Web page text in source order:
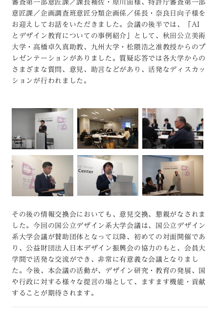
審査第一部意匠課／課長補佐・原川宙様、特許庁審査第一部
意匠課／企画調査班意匠分類企画係／係長・奈良日向子様を
お迎えしてお話をいただきました。会議の後半では、「AI
とデザイン教育についての事例紹介」として、秋田公立美術
大学・高橋卓久真助教、九州大学・松隈浩之准教授からのプ
レゼンテーションがありました。質疑応答では各大学からの
さまざまな質問、意見、助言などがあり、活発なディスカッ
ションが行われました。
その後の情報交換会においても、意見交換、懇親がなされま
した。今回の国公立デザイン系大学会議は、国公立デザイン
系大学会議が賛助団体となって以降、初めての対面開催であ
り、公益財団法人日本デザイン振興会の協力のもと、会員大
学間で活発な交流ができ、非常に有意義な会議となりまし
た。今後、本会議の活動が、デザイン研究・教育の発展、国
や行政に対する様々な提言の場として、ますます機能・貢献
することが期待されます。